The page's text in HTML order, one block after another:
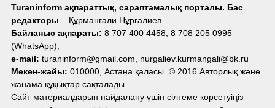
Turaninform ақпараттық, сараптамалық порталы. Бас
редакторы – Құрманғали Нұрғалиев
Байланыс ақпараты: 8 707 400 4458, 8 708 205 0995
(WhatsApp),
e-mail: turaninform@gmail.com, nurgaliev.kurmangali@bk.ru
Мекен-жайы: 010000, Астана қаласы. © 2016 Авторлық және
жанама құқықтар сақталады.
Сайт материалдарын пайдалану үшін сілтеме көрсетуіңіз